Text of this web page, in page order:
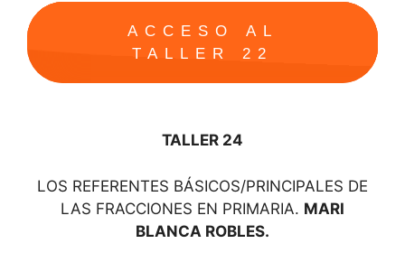
ACCESO AL
TALLER 22
TALLER 24
LOS REFERENTES BÁSICOS/PRINCIPALES DE
LAS FRACCIONES EN PRIMARIA. MARI
BLANCA ROBLES.